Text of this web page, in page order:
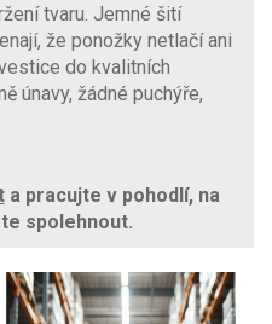
tvaru. Jemné šití
že ponožky netlačí ani
do kvalitních
únavy, žádné puchýře,
a pracujte v pohodlí, na
spolehnout.